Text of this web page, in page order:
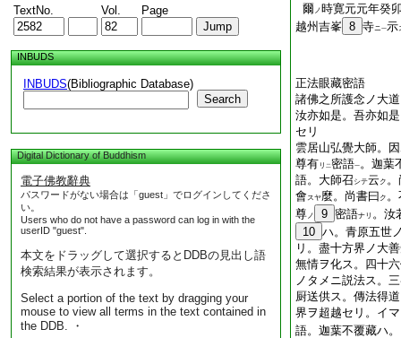
TextNo. Vol. Page
INBUDS
INBUDS(Bibliographic Database)
Search
Digital Dictionary of Buddhism
電子佛教辭典
パスワードがない場合は「guest」でログインしてくださ
い。
Users who do not have a password can log in with the
userID "guest".
本文をドラッグして選択するとDDBの見出し語
検索結果が表示されます。
Select a portion of the text by dragging your
mouse to view all terms in the text contained in
the DDB. ・
爾 ノ時寛元元年癸
越州吉峯 8 寺ニ一示
正法眼藏密語
諸佛之所護念ノ大
汝亦如是。吾亦如
セリ
雲居山弘覺大師。因
尊有 リ 二密語一。迦葉
語。大師召 シテ云 ク 。
會スヤ麼。尚書曰 ク
尊ノ 9 密語ナリ 。汝
10 ハ。青原五世
リ。盡十方界ノ大
無情ヲ化ス。四十
ノタメニ説法ス。
厨送供ス。傳法得
界ヲ超越セリ。イ
語。迦葉不覆藏ハ